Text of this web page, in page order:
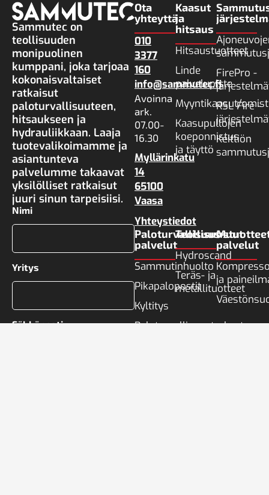
Sammutec on
teollisuuden
monipuolinen
kumppani, joka tarjoaa
kokonaisvaltaiset
ratkaisut
paloturvallisuuteen,
hitsaukseen ja
hydrauliikkaan. Laaja
tuotevalikoimamme ja
asiantunteva
palvelumme takaavat
yksilölliset ratkaisut
juuri sinun tarpeisiisi.
Nimi
Yritys
Sähköposti
Ota
yhteyttä
010
3377
160
info@sammutec.fi
Avoinna
ark.
07.00-
16.30
Myllärinkatu
14
65100
Vaasa
Yhteystiedot
Kaasut
ja
hitsaus
Hitsaustuotteet
Linde
palvelupiste
Myyntikaasut/
Kaasupullojen
koeponnistus
ja täyttö
FirePro -
RSL Fire -
Keittiön
Paloturvallisuus­
palvelut
Sammutinhuolto
Pikapalopostit
Kyltitys
Paloturvallisuustarkastus
Hydroscand
Teräs- ja
metallituotteet
Muut
palvelut
ja